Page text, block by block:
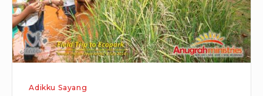
Juli
2014
Adikku Sayang